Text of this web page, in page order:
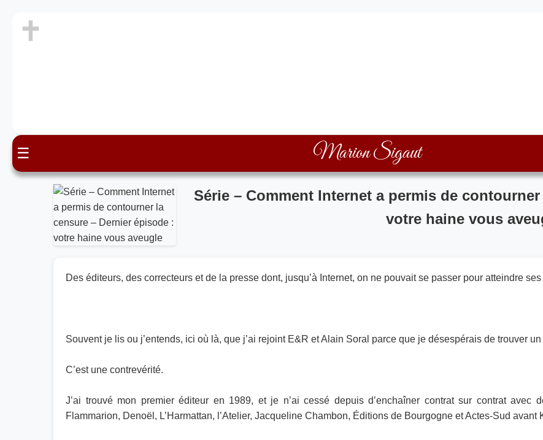
☰ Marion Sigaut
Série – Comment Internet a permis de
votre haine vous
Des éditeurs, des correcteurs et de la presse dont, jusqu’à Internet, on ne pouvait se passer pour atteindre
Souvent je lis ou j’entends, ici où là, que j’ai rejoint E&R et Alain Soral parce que je désespérais de trouver un
C’est une contrevérité.
J’ai trouvé mon premier éditeur en 1989, et je n’ai cessé depuis d’enchaîner contrat sur contrat avec
Flammarion, Denoël, L’Harmattan, l’Atelier, Jacqueline Chambon, Éditions de Bourgogne et Actes-Sud